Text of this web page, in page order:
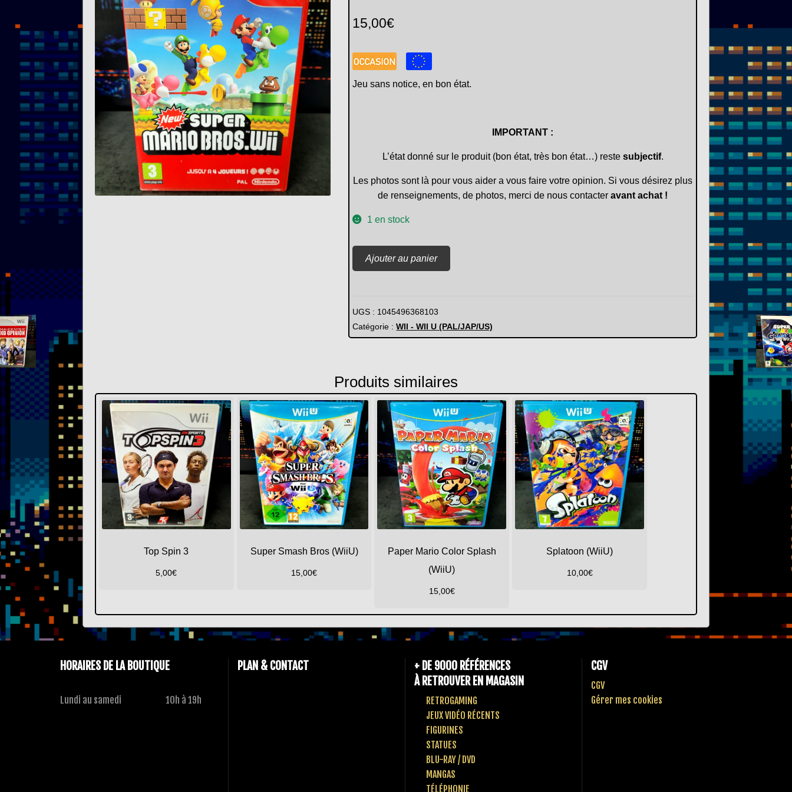
15,00€
Jeu sans notice, en bon état.
IMPORTANT :
L’état donné sur le produit (bon état, très bon état…) reste subjectif.
Les photos sont là pour vous aider a vous faire votre opinion. Si vous désirez plus
de renseignements, de photos, merci de nous contacteravant achat !
1 en stock
de
Mario
Bros
(Wii)
Ajouter au panier
UGS : 1045496368103
Catégorie :WII - WII U (PAL/JAP/US)
Produits similaires
Top Spin 3
5,00€
Super Smash Bros (WiiU)
15,00€
Paper Mario Color Splash
(WiiU)
15,00€
Splatoon (WiiU)
10,00€
HORAIRES DE LA BOUTIQUE
Lundi au samedi 10h à 19h
PLAN & CONTACT
+ DE 9000 RÉFÉRENCES
À RETROUVER EN MAGASIN
RETROGAMING
JEUX VIDÉO RÉCENTS
FIGURINES
STATUES
BLU-RAY / DVD
MANGAS
TÉLÉPHONIE
CGV
CGV
Gérer mes cookies